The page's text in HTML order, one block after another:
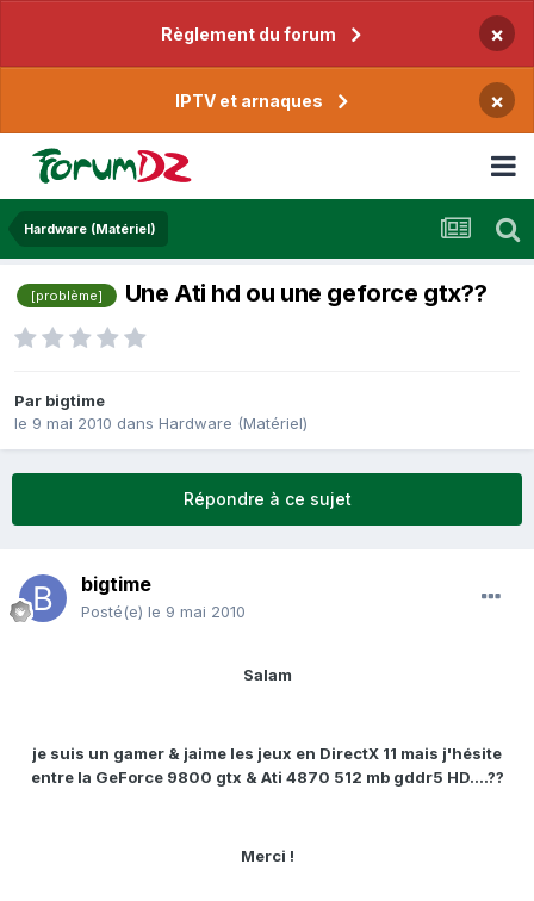
Règlement du forum ×
IPTV et arnaques ×
Hardware (Matériel)
[problème] Une Ati hd ou une geforce gtx??
Par bigtime
le 9 mai 2010 dans Hardware (Matériel)
Répondre à ce sujet
bigtime
Posté(e) le 9 mai 2010
Salam
je suis un gamer & jaime les jeux en DirectX 11 mais j'hésite
entre la GeForce 9800 gtx & Ati 4870 512 mb gddr5 HD....??
Merci !